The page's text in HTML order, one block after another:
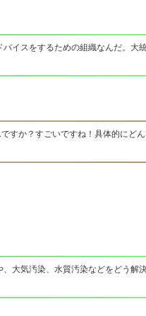
イスをするための組織なんだ。大
すか？すごいですね！具体的にど
大気汚染、水質汚染などをどう解